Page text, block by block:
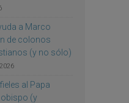
a Marco
de colonos
(y no sólo)
al Papa
(y